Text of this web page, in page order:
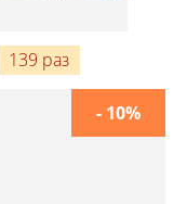
139 раз
- 10%